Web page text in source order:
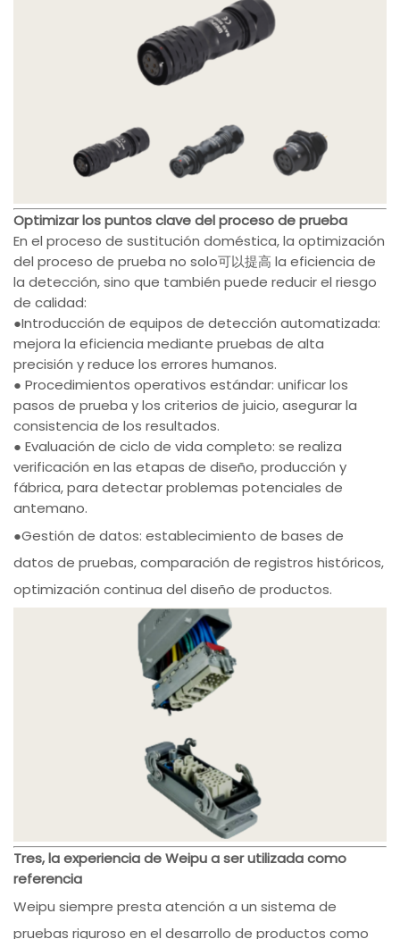
Optimizar los puntos clave del proceso de prueba
En el proceso de sustitución doméstica, la optimización
del proceso de prueba no solo可以提高 la eficiencia de
la detección, sino que también puede reducir el riesgo
de calidad:
●Introducción de equipos de detección automatizada:
mejora la eficiencia mediante pruebas de alta
precisión y reduce los errores humanos.
● Procedimientos operativos estándar: unificar los
pasos de prueba y los criterios de juicio, asegurar la
consistencia de los resultados.
● Evaluación de ciclo de vida completo: se realiza
verificación en las etapas de diseño, producción y
fábrica, para detectar problemas potenciales de
antemano.
●Gestión de datos: establecimiento de bases de
datos de pruebas, comparación de registros históricos,
optimización continua del diseño de productos.
Tres, la experiencia de Weipu a ser utilizada como
referencia
Weipu siempre presta atención a un sistema de
pruebas riguroso en el desarrollo de productos como